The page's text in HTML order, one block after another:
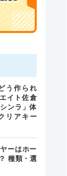
う作られ
イト佐倉
ンラ」体
リアキー
ーはホー
種類・選